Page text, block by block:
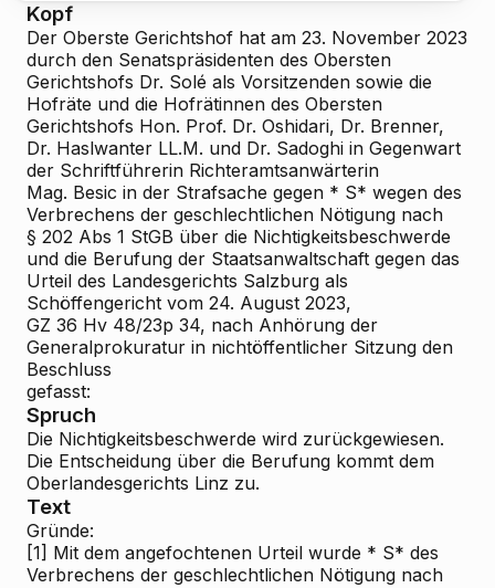
Kopf
Der Oberste Gerichtshof hat am 23. November 2023
durch den Senatspräsidenten des Obersten
Gerichtshofs Dr. Solé als Vorsitzenden sowie die
Hofräte und die Hofrätinnen des Obersten
Gerichtshofs Hon. Prof. Dr. Oshidari, Dr. Brenner,
Dr. Haslwanter LL.M. und Dr. Sadoghi in Gegenwart
der Schriftführerin Richteramtsanwärterin
Mag. Besic in der Strafsache gegen * S* wegen des
Verbrechens der geschlechtlichen Nötigung nach
§ 202 Abs 1 StGB über die Nichtigkeitsbeschwerde
und die Berufung der Staatsanwaltschaft gegen das
Urteil des Landesgerichts Salzburg als
Schöffengericht vom 24. August 2023,
GZ 36 Hv 48/23p 34, nach Anhörung der
Generalprokuratur in nichtöffentlicher Sitzung den
Beschluss
gefasst:
Spruch
Die Nichtigkeitsbeschwerde wird zurückgewiesen.
Die Entscheidung über die Berufung kommt dem
Oberlandesgerichts Linz zu.
Text
Gründe:
[1] Mit dem angefochtenen Urteil wurde * S* des
Verbrechens der geschlechtlichen Nötigung nach